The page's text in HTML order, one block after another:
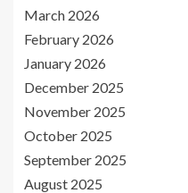
March 2026
February 2026
January 2026
December 2025
November 2025
October 2025
September 2025
August 2025